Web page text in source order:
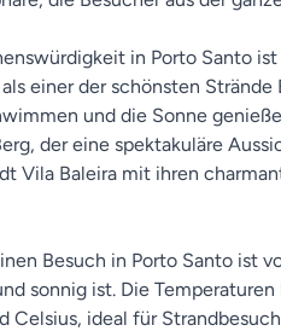
in Porto Santo
einer der schönsten Strände
und die Sonne
der eine spektakuläre
Vila Baleira mit ihren
Besuch in Porto Santo ist
sonnig ist. Die
Celsius, ideal für